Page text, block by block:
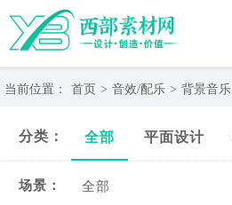
当前位置： 首页 > 音效/配乐 > 背景音乐
分类： 全部 平面设计
场景： 全部